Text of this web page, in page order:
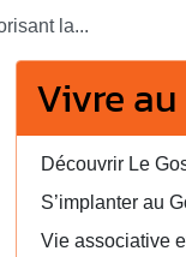
la...
Vivre
Découvrir Le
S’implanter au
Vie associative